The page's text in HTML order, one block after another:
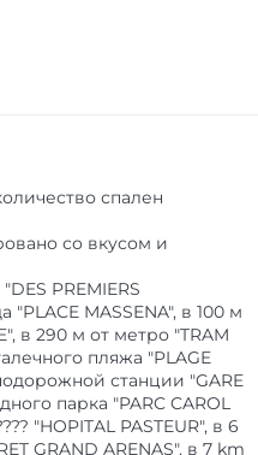
спален
со вкусом и
PREMIERS
"PLACE MASSENA", в 100 м
в 290 м от метро "TRAM
пляжа "PLAGE
станции "GARE
парка "PARC CAROL
"HOPITAL PASTEUR", в 6
GRAND ARENAS", в 7 km